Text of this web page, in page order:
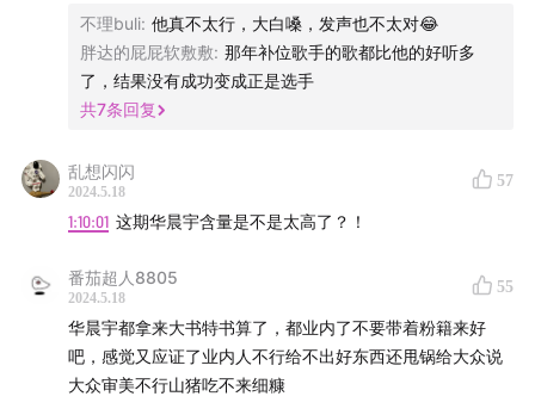
歌手后续走向猜测
歌手难请人是因为直播吗
46:47 同期音综没有生命力了
录音室歌手和竞技类歌手
01:01:10 抓住机遇营销清晰到位的歌手
不理buli: 他真不太行，大白嗓，发声也不太对😂
胖达的屁屁软敷敷: 那年补位歌手的歌都比他的好听多
了，结果没有成功变成正是选手
共7条回复
乱想闪闪
2024.5.18
57
1:10:01 这期华晨宇含量是不是太高了？！
番茄超人8805
2024.5.18
55
华晨宇都拿来大书特书算了，都业内了不要带着粉籍来好
吧，感觉又应证了业内人不行给不出好东西还甩锅给大众说
大众审美不行山猪吃不来细糠